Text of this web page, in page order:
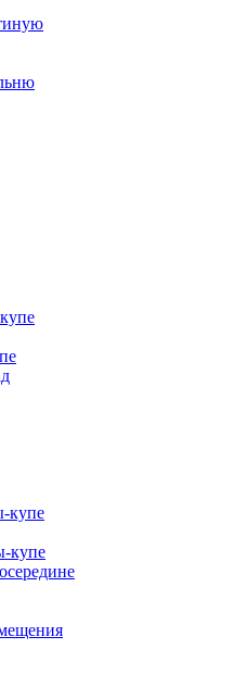
купе
купе